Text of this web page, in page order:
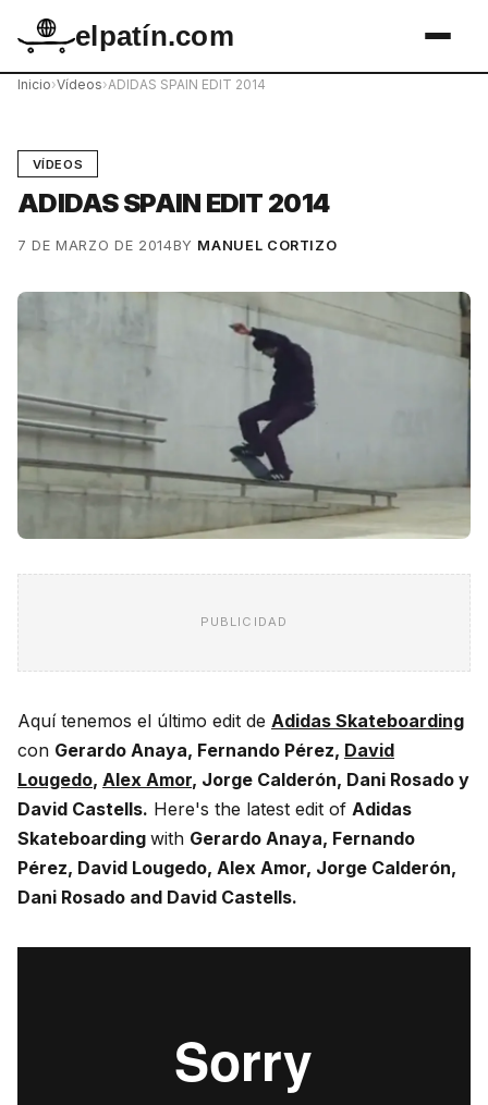
elpatín.com
Inicio›Vídeos›ADIDAS SPAIN EDIT 2014
VÍDEOS
ADIDAS SPAIN EDIT 2014
7 DE MARZO DE 2014BY MANUEL CORTIZO
PUBLICIDAD
Aquí tenemos el último edit de Adidas Skateboarding
con Gerardo Anaya, Fernando Pérez, David
Lougedo, Alex Amor, Jorge Calderón, Dani Rosado y
David Castells. Here's the latest edit of Adidas
Skateboarding with Gerardo Anaya, Fernando
Pérez, David Lougedo, Alex Amor, Jorge Calderón,
Dani Rosado and David Castells.